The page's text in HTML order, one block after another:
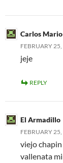
Carlos Mario
FEBRUARY
jeje
REPLY
El Armadillo
FEBRUARY
viejo
vallenata